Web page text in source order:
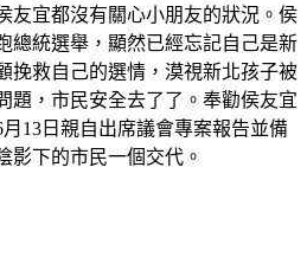
友宜都沒有關心小朋友的狀況。侯
總統選舉，顯然已經忘記自己是新
挽救自己的選情，漠視新北孩子被
題，市民安全去了了。奉勸侯友宜
13日親自出席議會專案報告並備
影下的市民一個交代。